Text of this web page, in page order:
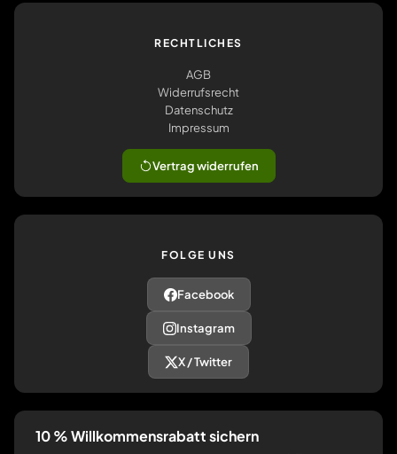
RECHTLICHES
AGB
Widerrufsrecht
Datenschutz
Impressum
Vertrag widerrufen
FOLGE UNS
Facebook
Instagram
X / Twitter
10 % Willkommensrabatt sichern